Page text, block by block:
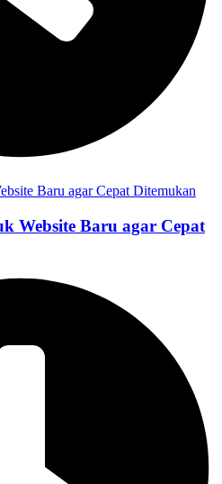
Website Baru agar Cepat